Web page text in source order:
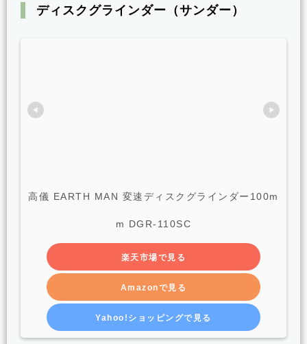
ディスクグラインダー（サンダー）
高儀 EARTH MAN 変速ディスクグラインダー100m
m DGR-110SC
楽天市場で見る
Amazonで見る
Yahoo!ショッピングで見る